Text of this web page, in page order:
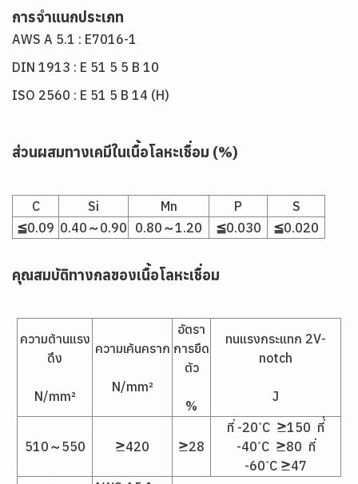
การจำแนกประเภท
AWS A 5.1 : E7016-1
DIN 1913 : E 51 5 5 B 10
ISO 2560 : E 51 5 B 14 (H)
ส่วนผสมทางเคมีในเนื้อโลหะเชื่อม (%)
C Si Mn P
S
≦0.09 0.40～0.90 0.80～1.20 ≦0.030 ≦0.020
คุณสมบัติทางกลของเนื้อโลหะเชื่อม
ความต้านแรง
ดึง
N/mm²
ความเค้นคราก
N/mm²
อัตรา
การยืด
ตัว
%
ทนแรงกระแทก 2V-
notch
J
510～550 ≥420 ≥28
ที่ -20 ํC ≥150 ที่่
-40 ํC ≥80 ที่
-60 ํC ≥47